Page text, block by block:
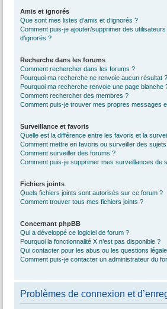
Amis et ignorés
Que sont mes listes d’amis et d’ignorés ?
Comment puis-je ajouter/supprimer des utilisateurs
d’ignorés ?
Recherche dans les forums
Comment rechercher dans les forums ?
Pourquoi ma recherche ne renvoie aucun résultat ?
Pourquoi ma recherche renvoie une page blanche
Comment rechercher des membres ?
Comment puis-je trouver mes propres messages
Surveillance et favoris
Quelle est la différence entre les favoris et la
Comment mettre en favoris ou surveiller des
Comment surveiller des forums ?
Comment puis-je supprimer mes surveillances de
Fichiers joints
Quels fichiers joints sont autorisés sur ce forum ?
Comment trouver tous mes fichiers joints ?
Concernant phpBB
Qui a développé ce logiciel de forum ?
Pourquoi la fonctionnalité X n’est pas disponible ?
Qui contacter pour les abus ou les questions
Comment puis-je contacter un administrateur du
Problèmes de connexion et